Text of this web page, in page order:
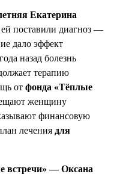
Екатерина
поставили диагноз —
дало эффект
назад болезнь
терапию
от фонда «Тёплые
женщину
финансовую
лечения для
встречи» — Оксана